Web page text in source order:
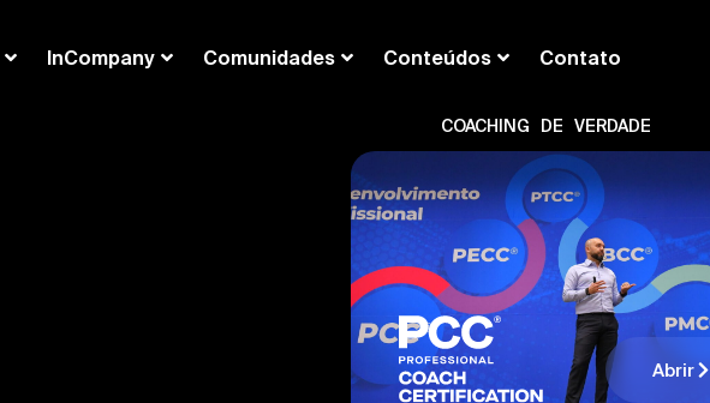
InCompany Comunidades Conteúdos Contato
COACHING DE VERDADE
Abrir